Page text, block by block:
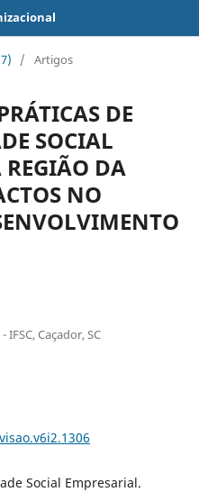
/ Artigos
DE
SOCIAL
DA
NO
Caçador, SC
Social Empresarial.